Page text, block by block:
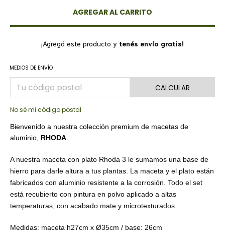
¡Agregá este producto y tenés envío gratis!
MEDIOS DE ENVÍO
CALCULAR
No sé mi código postal
Bienvenido a nuestra colección premium de macetas de
aluminio, RHODA
A nuestra maceta con plato Rhoda 3 le sumamos una base de
hierro para darle altura a tus plantas. La maceta y el plato están
fabricados con aluminio resistente a la corrosión. Todo el set
está recubierto con pintura en polvo aplicado a altas
temperaturas, con acabado mate y microtexturados.
Medidas: maceta h27cm x Ø35cm / base: 26cm